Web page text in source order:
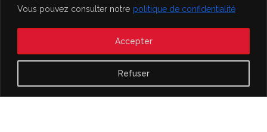
Vous pouvez consulter notre politique de confidentialité
Refuser
Accepter
© 2022 Serge Pey